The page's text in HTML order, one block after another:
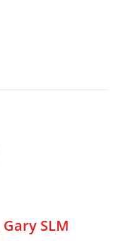
Gary SLM